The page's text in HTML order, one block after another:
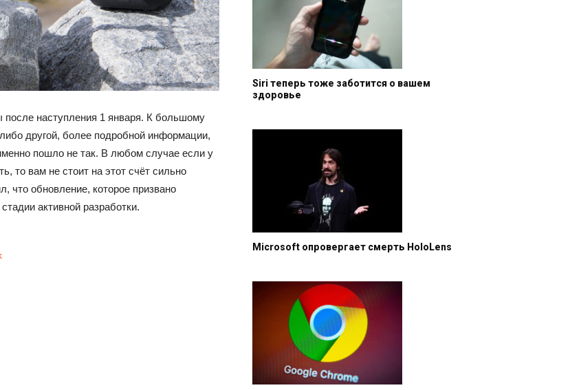
наступления 1 января. К большому
другой, более подробной информации,
пошло не так. В любом случае если у
то вам не стоит на этот счёт сильно
что обновление, которое призвано
активной разработки.
Siri теперь тоже заботится о вашем
здоровье
Microsoft опровергает смерть HoloLens